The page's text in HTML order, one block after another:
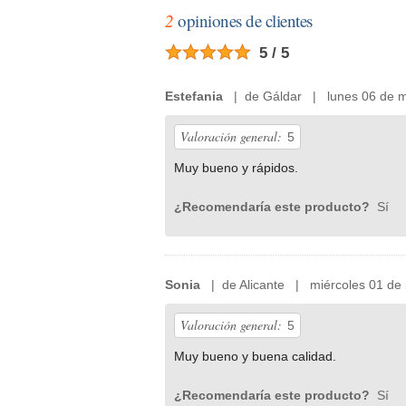
2 opiniones de clientes
5 / 5
Estefania | de Gáldar | lunes 06 de
Valoración general: 5
Muy bueno y rápidos.
¿Recomendaría este producto? Sí
Sonia | de Alicante | miércoles 01 de
Valoración general: 5
Muy bueno y buena calidad.
¿Recomendaría este producto? Sí